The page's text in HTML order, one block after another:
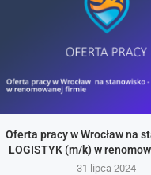
Oferta pracy w Wrocław na
LOGISTYK (m/k) w
31 lipca 2024